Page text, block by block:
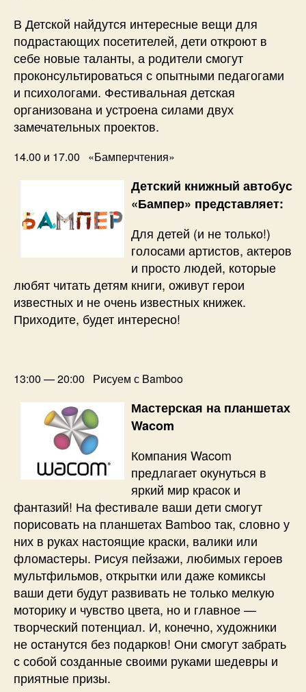
В Детской найдутся интересные вещи для
подрастающих посетителей, дети откроют в
себе новые таланты, а родители смогут
проконсультироваться с опытными педагогами
и психологами. Фестивальная детская
организована и устроена силами двух
замечательных проектов.
14.00 и 17.00 «Бамперчтения»
Детский книжный автобус
«Бампер» представляет:
Для детей (и не только!)
голосами артистов, актеров
и просто людей, которые
любят читать детям книги, оживут герои
известных и не очень известных книжек.
Приходите, будет интересно!
13:00 — 20:00 Рисуем с Bamboo
Мастерская на планшетах
Wacom
Компания Wacom
предлагает окунуться в
яркий мир красок и
фантазий! На фестивале ваши дети смогут
порисовать на планшетах Bamboo так, словно у
них в руках настоящие краски, валики или
фломастеры. Рисуя пейзажи, любимых героев
мультфильмов, открытки или даже комиксы
ваши дети будут развивать не только мелкую
моторику и чувство цвета, но и главное —
творческий потенциал. И, конечно, художники
не останутся без подарков! Они смогут забрать
с собой созданные своими руками шедевры и
приятные призы.